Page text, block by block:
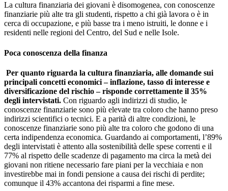
La cultura finanziaria dei giovani è disomogenea, con conoscenze
finanziarie più alte tra gli studenti, rispetto a chi già lavora o è in
cerca di occupazione, e più basse tra i meno istruiti, le donne e i
residenti nelle regioni del Centro, del Sud e nelle Isole.
Poca conoscenza della finanza
Per quanto riguarda la cultura finanziaria, alle domande sui
principali concetti economici – inflazione, tasso di interesse e
diversificazione del rischio – risponde correttamente il 35%
degli intervistati. Con riguardo agli indirizzi di studio, le
conoscenze finanziarie sono più elevate tra coloro che hanno preso
indirizzi scientifici o tecnici. E a parità di altre condizioni, le
conoscenze finanziarie sono più alte tra coloro che godono di una
certa indipendenza economica. Guardando ai comportamenti, l’89%
degli intervistati è attento alla sostenibilità delle spese correnti e il
77% al rispetto delle scadenze di pagamento ma circa la metà dei
giovani non ritiene necessario fare piani per la vecchiaia e non
investirebbe mai in fondi pensione a causa dei rischi di perdite;
comunque il 43% accantona dei risparmi a fine mese.